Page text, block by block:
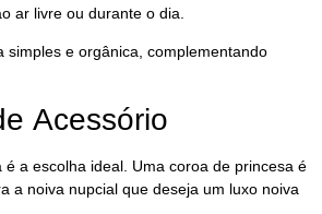
ar livre ou durante o dia.
e orgânica, complementando
Acessório
a escolha ideal. Uma coroa de princesa é
a noiva nupcial que deseja um luxo noiva